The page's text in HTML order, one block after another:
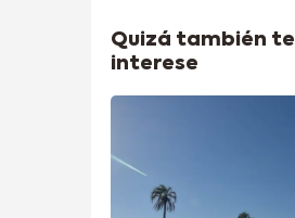
Quizá también te
interese